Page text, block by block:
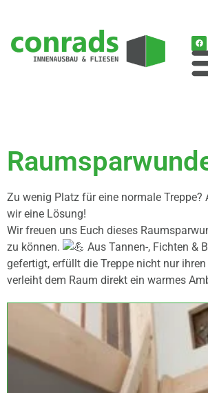
Zu wenig Platz für eine normale Treppe?
wir eine Lösung!
Wir freuen uns Euch dieses
zu können.
Aus Tannen-, Fichten &
gefertigt, erfüllt die Treppe nicht nur
verleiht dem Raum direkt ein warmes